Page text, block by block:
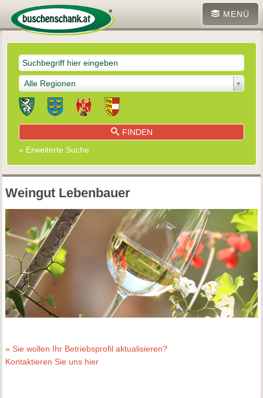
MENÜ
Alle Regionen
FINDEN
» Erweiterte Suche
Weingut Lebenbauer
» Sie wollen Ihr Betriebsprofil aktualisieren?
Kontaktieren Sie uns hier